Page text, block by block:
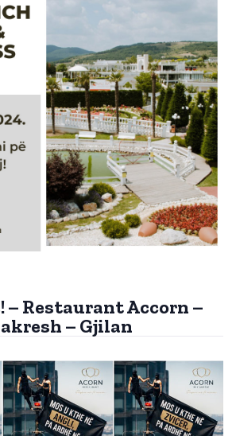
– Restaurant Accorn –
– Gjilan